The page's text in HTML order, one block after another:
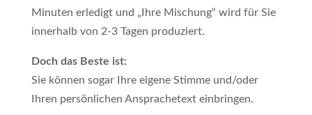
Minuten erledigt und „Ihre Mischung“ wird für Sie
innerhalb von 2-3 Tagen produziert.
Doch das Beste ist:
Sie können sogar Ihre eigene Stimme und/oder
Ihren persönlichen Ansprachetext einbringen.